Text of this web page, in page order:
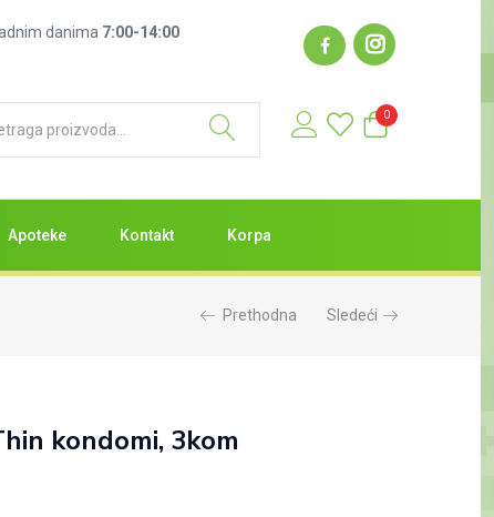
danima 7:00-14:00
0
Apoteke Kontakt Korpa
Prethodna Sledeći
kondomi, 3kom